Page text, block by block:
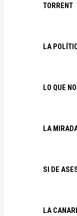
TORRENT
LA
LO QUE
LA
SI DE
LA